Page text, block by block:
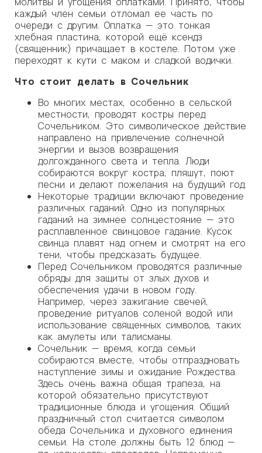
каждый член семьи отломал ее часть по
очереди с другим. Оплатка — это тонкая
хлебная пластина, которой ещё ксендз
(священник) причащает в костеле. Потом уже
переходят к кути с маком и сладкой водички.
Что стоит делать в Сочельник
Во многих местах, особенно в сельской
местности, проводят костры перед
Сочельником. Это символическое действие
направлено на привлечение солнечной
энергии и вызов возвращения
долгожданного света и тепла. Люди
собираются вокруг костра, пляшут, поют
песни и делают пожелания на будущий год.
Некоторые традиции включают проведение
различных гаданий. Одно из популярных
гаданий на зимнее солнцестояние — это
расплавленное свинцовое гадание. Кусок
свинца плавят над огнем и смотрят на его
тени, чтобы предсказать будущее.
Перед Сочельником проводятся различные
обряды для защиты от злых духов и
обеспечения удачи в новом году.
Например, через зажигание свечей,
проведение ритуалов соленой водой или
использование священных символов, таких
как амулеты или талисманы.
Сочельник — время, когда семьи
собираются вместе, чтобы отпраздновать
наступление зимы и ожидание Рождества.
Здесь очень важна общая трапеза, на
которой обязательно присутствуют
традиционные блюда и угощения. Общий
праздничный стол считается символом
обеда Сочельника и духовного единения
семьи. На столе должны быть 12 блюд —